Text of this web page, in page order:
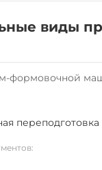
виды
формовочной
переподготовка